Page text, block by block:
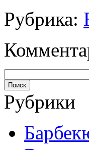
Рубрика:
Рубрики